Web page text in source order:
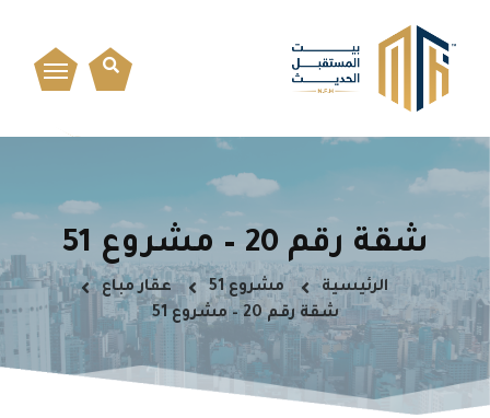
شقة رقم 20 – مشروع 51
الرئيسية مشروع 51
عقار مباع
شقة رقم 20 – مشروع 51